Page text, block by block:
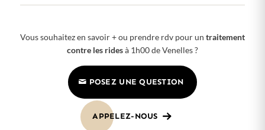
Vous souhaitez en savoir + ou prendre rdv pour un traitement
contre les ridesà 1h00 de Venelles ?
POSEZ UNE QUESTION
APPELEZ-NOUS